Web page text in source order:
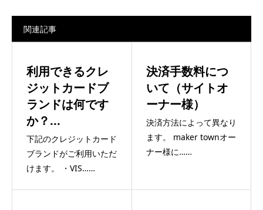
関連記事
利用できるクレ
ジットカードブ
ランドは何です
か？...
下記のクレジットカード
ブランドがご利用いただ
けます。 ・VIS……
決済手数料につ
いて（サイトオ
ーナー様）
決済方法によって異なり
ます。 maker townオー
ナー様に……